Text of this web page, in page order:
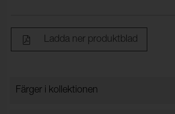
Ladda ner produktblad
Färger i kollektionen